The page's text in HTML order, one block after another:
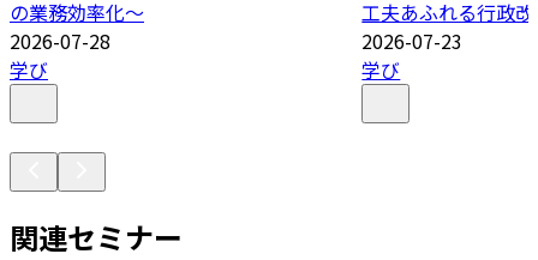
の業務効率化～
2026-07-28
学び
工夫あふれる行政
2026-07-23
学び
関連セミナー